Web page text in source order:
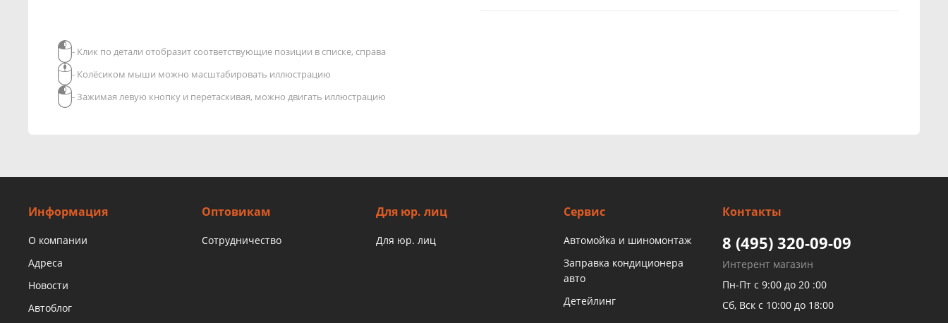
- Клик по детали отобразит соответствующие позиции в списке, справа
- Колёсиком мыши можно масштабировать иллюстрацию
- Зажимая левую кнопку и перетаскивая, можно двигать иллюстрацию
Информация
О компании
Адреса
Новости
Автоблог
Оптовикам
Сотрудничество
Для юр. лиц
Для юр. лиц
Сервис
Автомойка и шиномонтаж
Заправка кондиционера
авто
Детейлинг
Контакты
8 (495) 320-09-09
Интерент магазин
Пн-Пт с 9:00 до 20 :00
Сб, Вск с 10:00 до 18:00